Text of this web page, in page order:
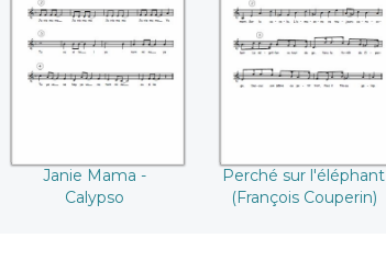
Calypso
Janie Mama -
Calypso
l'éléphant
(François Couperin)
Perché sur l'éléphant
(François Couperin)